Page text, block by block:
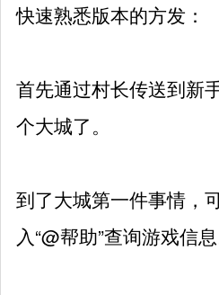
快速熟悉版本的方发 ：
首先通过村长传送到新
个大城了。
到了大城第一件事情，
入“@帮助”查询游戏信息